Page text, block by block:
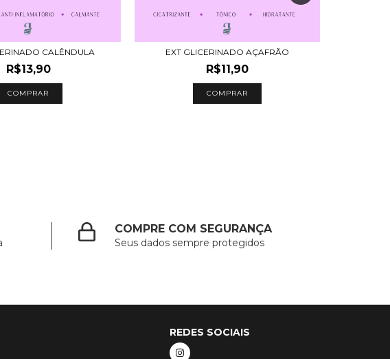
CALÊNDULA
R$13,90
COMPRAR
EXT GLICERINADO AÇAFRÃO
R$11,90
COMPRAR
COMPRE COM SEGURANÇA
Seus dados sempre protegidos
REDES SOCIAIS